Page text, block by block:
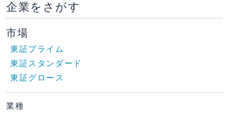
企業をさがす
市場
東証プライム
東証スタンダード
東証グロース
業種